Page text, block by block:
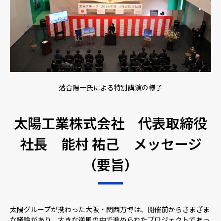
落合陽一氏による特別講演の様子
太陽工業株式会社 代表取締役
社長 能村 祐己 メッセージ
（要旨）
太陽グループが携わった大阪・関西万博は、開催前からさまざま